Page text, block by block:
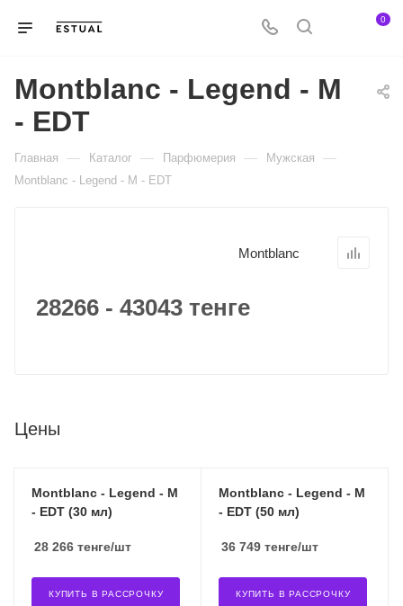
0
Montblanc - Legend - M
- EDT
Главная — Каталог — Парфюмерия — Мужская —
Montblanc - Legend - M - EDT
Montblanc
28266 - 43043 тенге
Цены
Montblanc - Legend - M
- EDT (30 мл)
28 266 тенге/шт
КУПИТЬ В РАССРОЧКУ
Montblanc - Legend - M
- EDT (50 мл)
36 749 тенге/шт
КУПИТЬ В РАССРОЧКУ